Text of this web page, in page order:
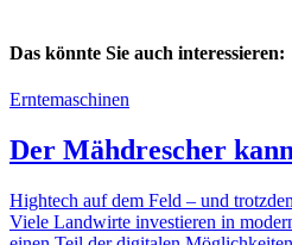
Das könnte Sie auch interessieren:
Erntemaschinen
Der Mähdre­scher
High­tech auf dem Feld – und
Viele Land­wirte inves­tieren in